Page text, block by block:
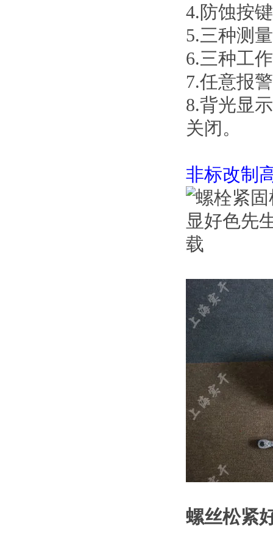
4.防蚀按键
5.三种测
6.三种工作模
7.任意报警
8.背光显示
关闭。
非标改制
螺丝松紧